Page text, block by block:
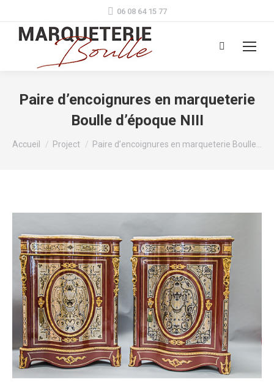
06 08 64 15 77
Search:
Paire d’encoignures en marqueterie
Boulle d’époque NIII
Vous êtes ici :
Accueil Project Paire d’encoignures en marqueterie Boulle…